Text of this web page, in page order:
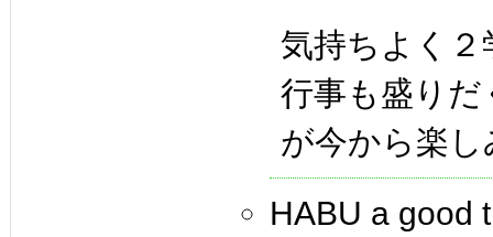
気持ちよく
行事も盛り
が今から楽
HABU a